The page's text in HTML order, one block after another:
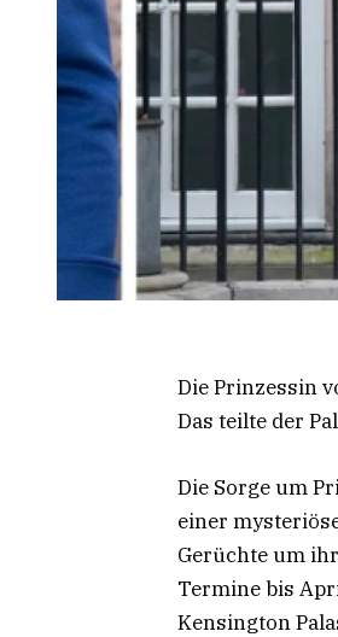
Die Prinzessin
Das teilte der
Die Sorge um
einer
Gerüchte um
Termine bis
Kensington